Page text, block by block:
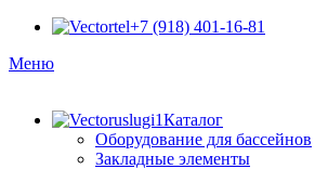
+7 (918) 401-16-81
Меню
Каталог
Оборудование для бассейнов
Закладные элементы